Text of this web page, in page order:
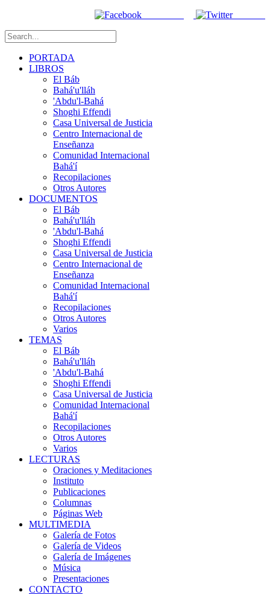
PORTADA
LIBROS
El Báb
Bahá'u'lláh
'Abdu'l-Bahá
Shoghi Effendi
Casa Universal de Justicia
Centro Internacional de
Enseñanza
Comunidad Internacional
Bahá'í
Recopilaciones
Otros Autores
DOCUMENTOS
El Báb
Bahá'u'lláh
'Abdu'l-Bahá
Shoghi Effendi
Casa Universal de Justicia
Centro Internacional de
Enseñanza
Comunidad Internacional
Bahá'í
Recopilaciones
Otros Autores
Varios
TEMAS
El Báb
Bahá'u'lláh
'Abdu'l-Bahá
Shoghi Effendi
Casa Universal de Justicia
Comunidad Internacional
Bahá'í
Recopilaciones
Otros Autores
Varios
LECTURAS
Oraciones y Meditaciones
Instituto
Publicaciones
Columnas
Páginas Web
MULTIMEDIA
Galería de Fotos
Galería de Videos
Galería de Imágenes
Música
Presentaciones
CONTACTO